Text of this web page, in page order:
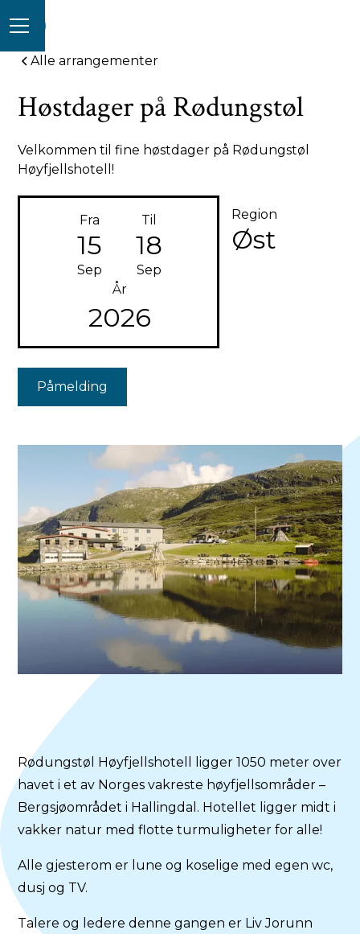
Alle arrangementer
Høstdager på Rødungstøl
Velkommen til fine høstdager på Rødungstøl
Høyfjellshotell!
Fra
15
Sep
Til
18
Sep
År
2026
Region
Øst
Påmelding
Rødungstøl Høyfjellshotell ligger 1050 meter over
havet i et av Norges vakreste høyfjellsområder –
Bergsjøområdet i Hallingdal. Hotellet ligger midt i
vakker natur med flotte turmuligheter for alle!
Alle gjesterom er lune og koselige med egen wc,
dusj og TV.
Talere og ledere denne gangen er Liv Jorunn